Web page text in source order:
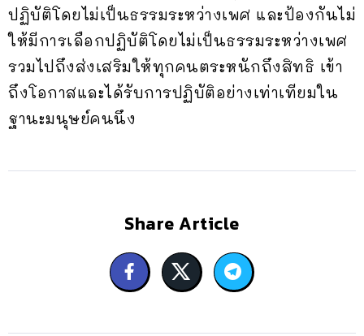
ปฏิบัติโดยไม่เป็นธรรมระหว่างเพศ และป้องกันไม่
ให้มีการเลือกปฏิบัติโดยไม่เป็นธรรมระหว่างเพศ
รวมไปถึงส่งเสริมให้ทุกคนตระหนักถึงสิทธิ เข้า
ถึงโอกาสและได้รับการปฏิบัติอย่างเท่าเทียมใน
ฐานะมนุษย์คนนึง
Share Article